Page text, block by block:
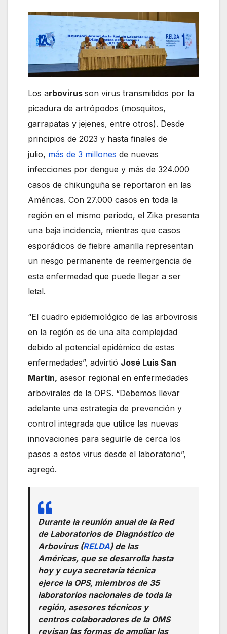
Los arbovirus son virus transmitidos por la
picadura de artrópodos (mosquitos,
garrapatas y jejenes, entre otros). Desde
principios de 2023 y hasta finales de
julio, más de 3 millones de nuevas
infecciones por dengue y más de 324.000
casos de chikunguña se reportaron en las
Américas. Con 27.000 casos en toda la
región en el mismo periodo, el Zika presenta
una baja incidencia, mientras que casos
esporádicos de fiebre amarilla representan
un riesgo permanente de reemergencia de
esta enfermedad que puede llegar a ser
letal.
“El cuadro epidemiológico de las arbovirosis
en la región es de una alta complejidad
debido al potencial epidémico de estas
enfermedades”, advirtió José Luis San
Martín, asesor regional en enfermedades
arbovirales de la OPS. “Debemos llevar
adelante una estrategia de prevención y
control integrada que utilice las nuevas
innovaciones para seguirle de cerca los
pasos a estos virus desde el laboratorio”,
agregó.
Durante la reunión anual de la Red
de Laboratorios de Diagnóstico de
Arbovirus (RELDA) de las
Américas, que se desarrolla hasta
hoy y cuya secretaría técnica
ejerce la OPS, miembros de 35
laboratorios nacionales de toda la
región, asesores técnicos y
centros colaboradores de la OMS
revisan las formas de ampliar las